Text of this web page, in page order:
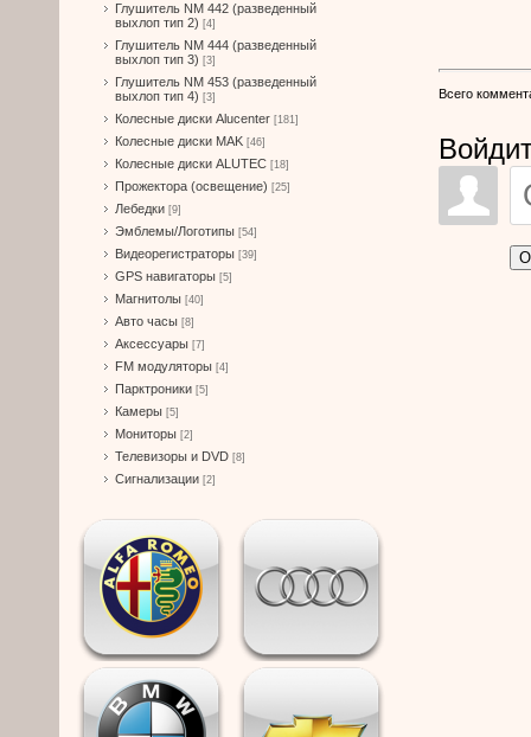
Глушитель NM 442 (разведенный
выхлоп тип 2) [4]
Глушитель NM 444 (разведенный
выхлоп тип 3) [3]
Глушитель NM 453 (разведенный
выхлоп тип 4) [3]
Колесные диски Alucenter [181]
Колесные диски MAK [46]
Колесные диски ALUTEC [18]
Прожектора (освещение) [25]
Лебедки [9]
Эмблемы/Логотипы [54]
Видеорегистраторы [39]
GPS навигаторы [5]
Магнитолы [40]
Авто часы [8]
Аксессуары [7]
FM модуляторы [4]
Парктроники [5]
Камеры [5]
Мониторы [2]
Телевизоры и DVD [8]
Сигнализации [2]
Всего